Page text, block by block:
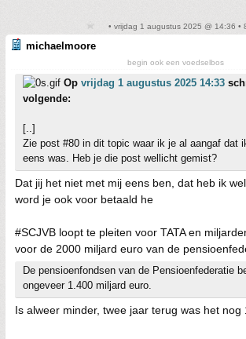
• vrijdag 1 augustus 2025 @ 14:36 •
michaelmoore
begin ook een voedselbos
Op vrijdag 1 augustus 2025 14:33
volgende:
[..]
Zie post #80 in dit topic waar ik je al aangaf dat
eens was. Heb je die post wellicht gemist?
Dat jij het niet met mij eens ben, dat heb ik
word je ook voor betaald he
#SCJVB loopt te pleiten voor TATA en
voor de 2000 miljard euro van de
De pensioenfondsen van de Pensioenfederatie
ongeveer 1.400 miljard euro.
Is alweer minder, twee jaar terug was het nog